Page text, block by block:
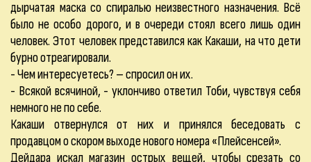
дырчатая маска со спиралью неизвестного назначения. Всё
было не особо дорого, и в очереди стоял всего лишь один
человек. Этот человек представился как Какаши, на что дети
бурно отреагировали.
- Чем интересуетесь? – спросил он их.
- Всякой всячиной, - уклончиво ответил Тоби, чувствуя себя
немного не по себе.
Какаши отвернулся от них и принялся беседовать с
продавцом о скором выходе нового номера «Плейсенсей».
Дейдара искал магазин острых вещей, чтобы срезать со